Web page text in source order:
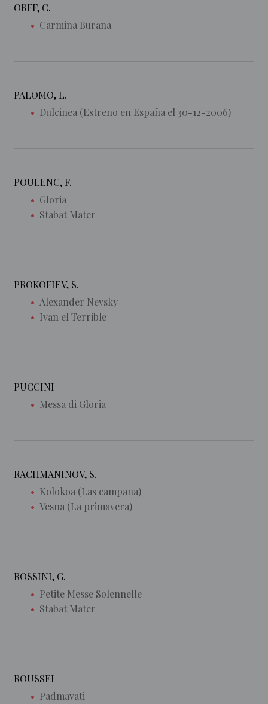
ORFF, C.
Carmina Burana
PALOMO, L.
Dulcinea (Estreno en España el 30-12-2006)
POULENC, F.
Gloria
Stabat Mater
PROKOFIEV, S.
Alexander Nevsky
Ivan el Terrible
PUCCINI
Messa di Gloria
RACHMANINOV, S.
Kolokoa (Las campana)
Vesna (La primavera)
ROSSINI, G.
Petite Messe Solennelle
Stabat Mater
ROUSSEL
Padmavati